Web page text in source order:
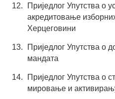
Приједлог Упутства о
акредитовање
Херцеговини
Приједлог Упутства о
мандата
Приједлог Упутства о
мировање и